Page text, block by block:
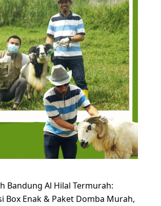
Bandung Al Hilal Termurah:
Box Enak & Paket Domba Murah,